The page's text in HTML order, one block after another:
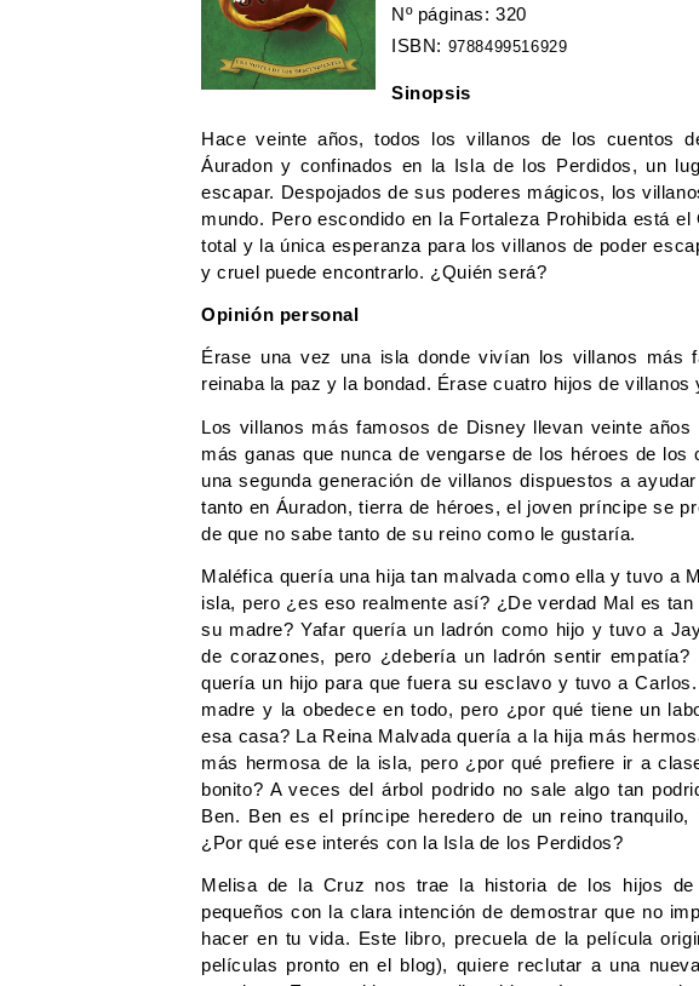
Nº páginas: 320
ISBN: 9788499516929
Sinopsis
Hace veinte años, todos los villanos de los cuentos
Áuradon y confinados en la Isla de los Perdidos, un
escapar. Despojados de sus poderes mágicos, los
mundo. Pero escondido en la Fortaleza Prohibida está
total y la única esperanza para los villanos de poder
y cruel puede encontrarlo. ¿Quién será?
Opinión personal
Érase una vez una isla donde vivían los villanos más
reinaba la paz y la bondad. Érase cuatro hijos de
Los villanos más famosos de Disney llevan veinte
más ganas que nunca de vengarse de los héroes de
una segunda generación de villanos dispuestos a
tanto en Áuradon, tierra de héroes, el joven príncipe se
de que no sabe tanto de su reino como le gustaría.
Maléfica quería una hija tan malvada como ella y tuvo a
isla, pero ¿es eso realmente así? ¿De verdad Mal es
su madre? Yafar quería un ladrón como hijo y tuvo a
de corazones, pero ¿debería un ladrón sentir
quería un hijo para que fuera su esclavo y tuvo a
madre y la obedece en todo, pero ¿por qué tiene un
esa casa? La Reina Malvada quería a la hija más
más hermosa de la isla, pero ¿por qué prefiere ir a
bonito? A veces del árbol podrido no sale algo tan
Ben. Ben es el príncipe heredero de un reino
¿Por qué ese interés con la Isla de los Perdidos?
Melisa de la Cruz nos trae la historia de los hijos de
pequeños con la clara intención de demostrar que no
hacer en tu vida. Este libro, precuela de la película
películas pronto en el blog), quiere reclutar a una